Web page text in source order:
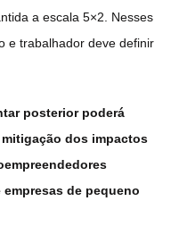
a escala 5×2. Nesses
e trabalhador deve definir
posterior poderá
dos impactos
de pequeno